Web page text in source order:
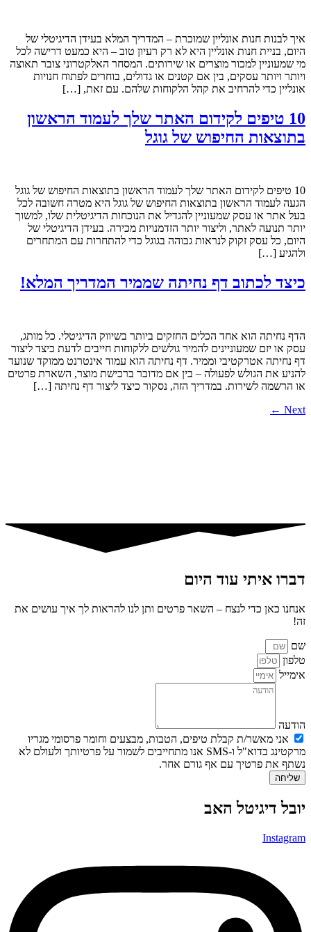
איך לבנות חנות אונליין שמוכרת – המדריך המלא בעידן הדיגיטלי של
היום, בניית חנות אונליין היא לא רק רעיון טוב – היא כמעט דרישה לכל
מי שמעוניין למכור מוצרים או שירותים. המסחר האלקטרוני צובר תאוצה
ויותר ויותר עסקים, בין אם קטנים או גדולים, בוחרים לפתוח חנויות
אונליין כדי להרחיב את קהל הלקוחות שלהם. עם זאת, […]
10 טיפים לקידום האתר שלך לעמוד הראשון
בתוצאות החיפוש של גוגל
10 טיפים לקידום האתר שלך לעמוד הראשון בתוצאות החיפוש של גוגל
הגעה לעמוד הראשון בתוצאות החיפוש של גוגל היא מטרה חשובה לכל
בעל אתר או עסק שמעוניין להגדיל את הנוכחות הדיגיטלית שלו, למשוך
יותר תנועה לאתר, וליצור יותר הזדמנויות מכירה. בעידן הדיגיטלי של
היום, כל עסק זקוק לנראות גבוהה בגוגל כדי להתחרות עם המתחרים
ולהגיע […]
כיצד לכתוב דף נחיתה שממיר המדריך המלא!
הדף נחיתה הוא אחד הכלים החזקים ביותר בשיווק הדיגיטלי. כל מותג,
עסק או יזם שמעוניינים להמיר גולשים ללקוחות חייבים לדעת כיצד ליצור
דף נחיתה אטרקטיבי וממיר. דף נחיתה הוא עמוד אינטרנט ממוקד שנועד
להניע את הגולש לפעולה – בין אם מדובר ברכישת מוצר, השארת פרטים
או הרשמה לשירות. במדריך הזה, נסקור כיצד ליצור דף נחיתה […]
Next
←
דברו איתי עוד היום
אנחנו כאן כדי לנצח – השאר פרטים ותן לנו להראות לך איך עושים את
זה!
שם
טלפון
אימייל
הודעה
אני מאשר/ת קבלת טיפים, הטבות, מבצעים וחומר פרסומי מגריו
מרקטינג בדוא"ל ו-SMS אנו מתחייבים לשמור על פרטיותך ולעולם לא
נשתף את פרטיך עם אף גורם אחר.
שליחה
יובל דיגיטל האב
Instagram